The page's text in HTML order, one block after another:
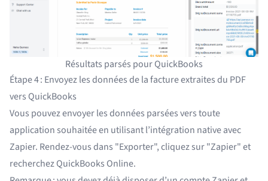
Résultats parsés pour QuickBooks
Étape 4 : Envoyez les données de la facture extraites du PDF
vers QuickBooks
Vous pouvez envoyer les données parsées vers toute
application souhaitée en utilisant l’intégration native avec
Zapier. Rendez-vous dans "Exporter", cliquez sur "Zapier" et
recherchez QuickBooks Online.